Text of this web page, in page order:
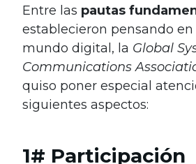
Entre las pautas
establecieron pensando en
mundo digital, la Global
Communications
quiso poner especial
siguientes aspectos:
1# Participación